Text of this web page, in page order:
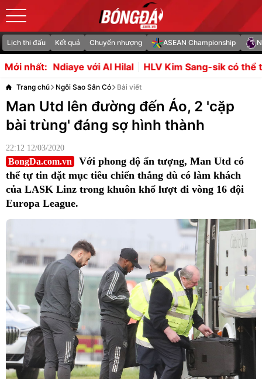
Lịch thi đấu Kết quả Chuyển nhượng ASEAN Championship
Mới nhất:HLV Kim Sang-sik có thể tính kế vẹn cả đôi
Trang chủ Ngôi Sao Sân Cỏ Bài viết
Man Utd lên đường đến Áo, 2 'cặp
bài trùng' đáng sợ hình thành
22:12 12/03/2020
BongDa.com.vn
Với phong độ ấn tượng, Man Utd có
thể tự tin đặt mục tiêu chiến thắng dù có làm khách
của LASK Linz trong khuôn khổ lượt đi vòng 16 đội
Europa League.